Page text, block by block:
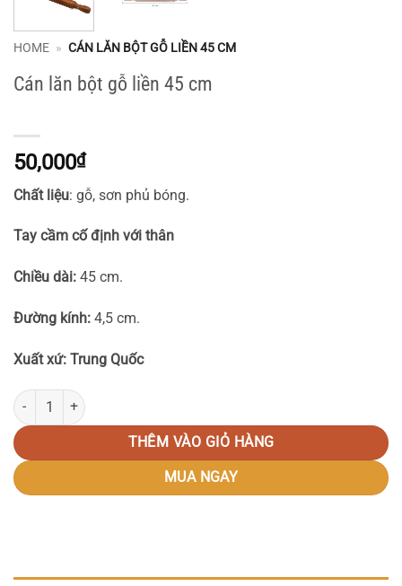
HOME » CÁN LĂN BỘT GỖ LIỀN 45 CM
Cán lăn bột gỗ liền 45 cm
50,000₫
Chất liệu: gỗ, sơn phủ bóng.
Tay cầm cố định với thân
Chiều dài: 45 cm.
Đường kính: 4,5 cm.
Xuất xứ: Trung Quốc
Cán lăn bột gỗ liền 45 cm số lượng
THÊM VÀO GIỎ HÀNG
MUA NGAY